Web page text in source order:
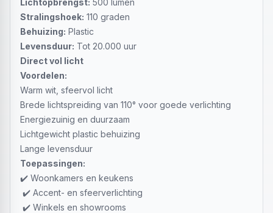
Lichtopbrengst: 500 lumen
Stralingshoek: 110 graden
Behuizing: Plastic
Levensduur: Tot 20.000 uur
Direct vol licht
Voordelen:
Warm wit, sfeervol licht
Brede lichtspreiding van 110° voor goede verlichting
Energiezuinig en duurzaam
Lichtgewicht plastic behuizing
Lange levensduur
Toepassingen:
✔️ Woonkamers en keukens
✔️ Accent- en sfeerverlichting
✔️ Winkels en showrooms